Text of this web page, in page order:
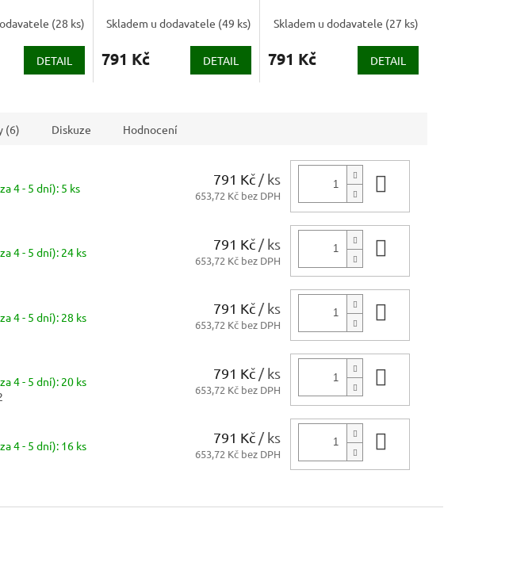
(28 ks)
DETAIL
Skladem u dodavatele (49 ks)
791 Kč DETAIL
Skladem u dodavatele (27 ks)
791 Kč DETAIL
(6) Diskuze Hodnocení
4 - 5 dní): 5 ks
791 Kč / ks
653,72 Kč bez DPH
4 - 5 dní): 24 ks
791 Kč / ks
653,72 Kč bez DPH
4 - 5 dní): 28 ks
791 Kč / ks
653,72 Kč bez DPH
4 - 5 dní): 20 ks
791 Kč / ks
653,72 Kč bez DPH
4 - 5 dní): 16 ks
791 Kč / ks
653,72 Kč bez DPH